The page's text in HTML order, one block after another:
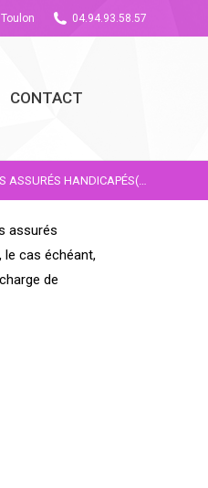
04.94.93.58.57
CONTACT
ASSURÉS HANDICAPÉS(…
assurés
le cas échéant,
de